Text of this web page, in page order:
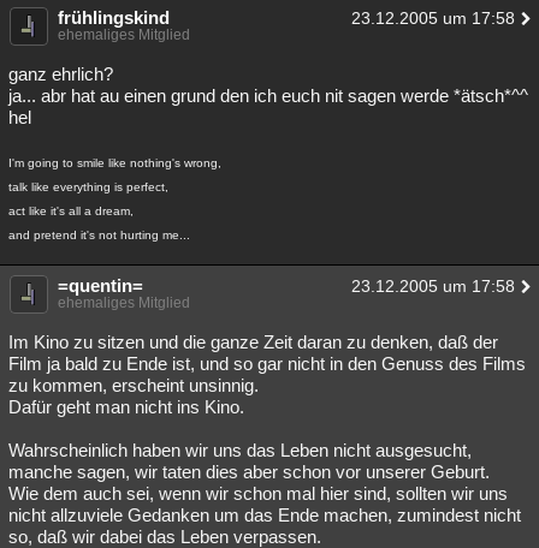
frühlingskind 23.12.2005 um 17:58
ehemaliges Mitglied
ganz ehrlich?
ja... abr hat au einen grund den ich euch nit sagen werde *ätsch*^^
hel
I'm going to smile like nothing's wrong,
talk like everything is perfect,
act like it's all a dream,
and pretend it's not hurting me...
=quentin= 23.12.2005 um 17:58
ehemaliges Mitglied
Im Kino zu sitzen und die ganze Zeit daran zu denken, daß der
Film ja bald zu Ende ist, und so gar nicht in den Genuss des Films
zu kommen, erscheint unsinnig.
Dafür geht man nicht ins Kino.
Wahrscheinlich haben wir uns das Leben nicht ausgesucht,
manche sagen, wir taten dies aber schon vor unserer Geburt.
Wie dem auch sei, wenn wir schon mal hier sind, sollten wir uns
nicht allzuviele Gedanken um das Ende machen, zumindest nicht
so, daß wir dabei das Leben verpassen.